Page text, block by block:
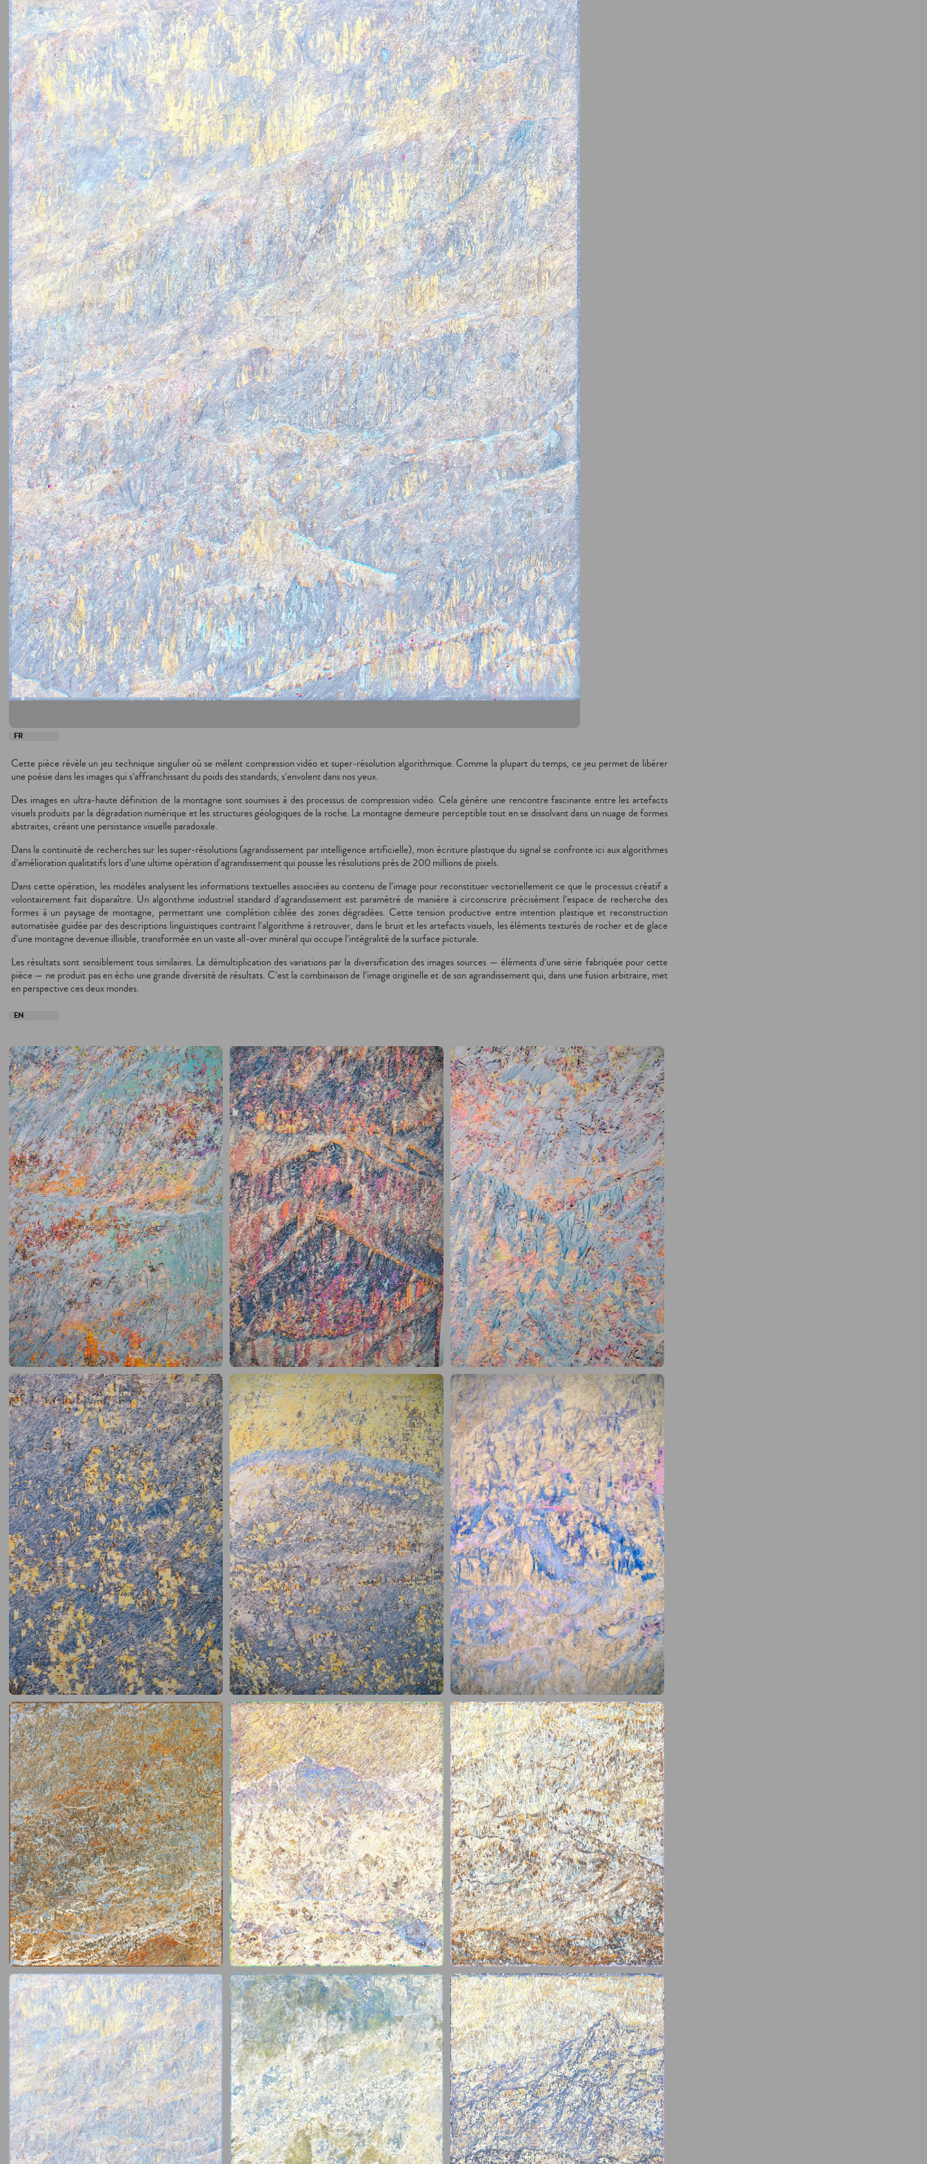
FR
Cette pièce révèle un jeu technique singulier où se mêlent compression vidéo et super-résolution algorithmique. Comme la plupart du temps, ce jeu permet de libérer
une poésie dans les images qui s’affranchissant du poids des standards, s’envolent dans nos yeux.
Des images en ultra-haute définition de la montagne sont soumises à des processus de compression vidéo. Cela génère une rencontre fascinante entre les artefacts
visuels produits par la dégradation numérique et les structures géologiques de la roche. La montagne demeure perceptible tout en se dissolvant dans un nuage de formes
abstraites, créant une persistance visuelle paradoxale.
Dans la continuité de recherches sur les super-résolutions (agrandissement par intelligence artificielle), mon écriture plastique du signal se confronte ici aux algorithmes
d’amélioration qualitatifs lors d’une ultime opération d’agrandissement qui pousse les résolutions près de 200 millions de pixels.
Dans cette opération, les modèles analysent les informations textuelles associées au contenu de l’image pour reconstituer vectoriellement ce que le processus créatif a
volontairement fait disparaître. Un algorithme industriel standard d’agrandissement est paramétré de manière à circonscrire précisément l’espace de recherche des
formes à un paysage de montagne, permettant une complétion ciblée des zones dégradées. Cette tension productive entre intention plastique et reconstruction
automatisée guidée par des descriptions linguistiques contraint l’algorithme à retrouver, dans le bruit et les artefacts visuels, les éléments texturés de rocher et de glace
d’une montagne devenue illisible, transformée en un vaste all-over minéral qui occupe l’intégralité de la surface picturale.
Les résultats sont sensiblement tous similaires. La démultiplication des variations par la diversification des images sources — éléments d’une série fabriquée pour cette
pièce — ne produit pas en écho une grande diversité de résultats. C’est la combinaison de l’image originelle et de son agrandissement qui, dans une fusion arbitraire, met
en perspective ces deux mondes.
EN